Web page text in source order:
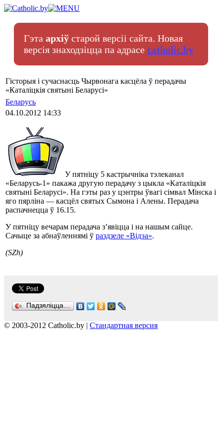
Гэта архіў старой версіі сайта. Новая
версія знаходзіцца па адрасе catholic.by
Гісторыя і сучаснасць Чырвонага касцёла ў перадачы
«Каталіцкія святыні Беларусі»
Беларусь
04.10.2012 14:33
У пятніцу 5 кастрычніка тэлеканал
«Беларусь-1» пакажа другую перадачу з цыкла «Каталіцкія
святыні Беларусі». На гэты раз у цэнтры ўвагі сімвал Мінска і
яго пярліна — касцёл святых Сымона і Алены. Перадача
распачнецца ў 16.15.
У пятніцу вечарам перадача з’явіцца і на нашым сайце.
Сачыце за абнаўленнямі ў раздзеле «Відэа».
(SZh)
Падзяліцца…
© 2003-2012 Catholic.by | Стандартная версия